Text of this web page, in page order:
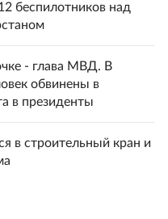
беспилотников над
- глава МВД. В
обвинены в
в президенты
в строительный кран и